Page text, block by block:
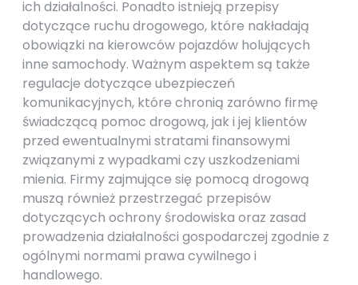
ich działalności. Ponadto istnieją przepisy
dotyczące ruchu drogowego, które nakładają
obowiązki na kierowców pojazdów holujących
inne samochody. Ważnym aspektem są także
regulacje dotyczące ubezpieczeń
komunikacyjnych, które chronią zarówno firmę
świadczącą pomoc drogową, jak i jej klientów
przed ewentualnymi stratami finansowymi
związanymi z wypadkami czy uszkodzeniami
mienia. Firmy zajmujące się pomocą drogową
muszą również przestrzegać przepisów
dotyczących ochrony środowiska oraz zasad
prowadzenia działalności gospodarczej zgodnie z
ogólnymi normami prawa cywilnego i
handlowego.